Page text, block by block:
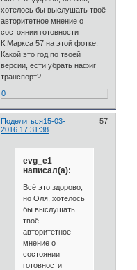
хотелось бы выслушать твоё
авторитетное мнение о
состоянии готовности
К.Маркса 57 на этой фотке.
Какой это год по твоей
версии, ести убрать нафиг
транспорт?
0
Поделиться 57
15-03-
2016 17:31:38
evg_e1
написал(а):
Всё это здорово,
но Оля, хотелось
бы выслушать
твоё
авторитетное
мнение о
состоянии
готовности